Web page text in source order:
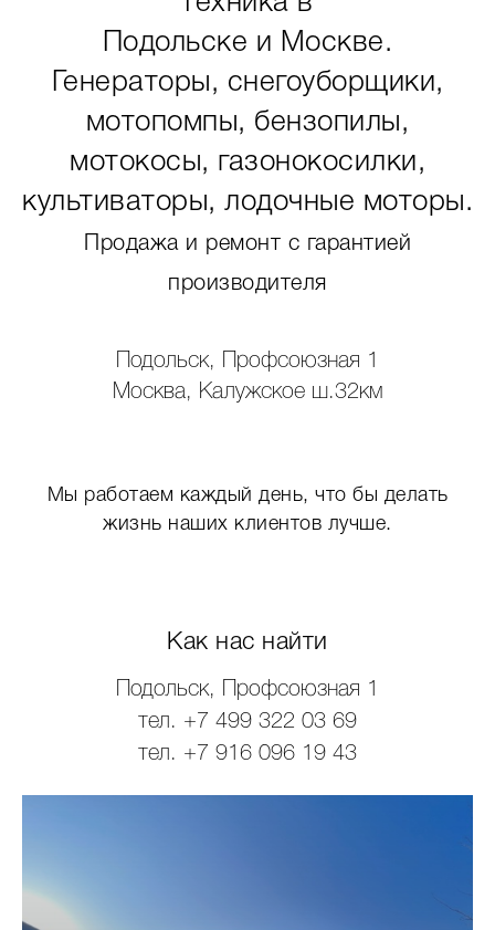
Подольске и Москве.
Генераторы, снегоуборщики,
мотопомпы, бензопилы,
мотокосы, газонокосилки,
культиваторы, лодочные моторы.
Продажа и ремонт с гарантией
производителя
Подольск, Профсоюзная 1
Москва, Калужское ш.32км
Мы работаем каждый день, что бы делать
жизнь наших клиентов лучше.
Как нас найти
Подольск, Профсоюзная 1
тел. +7 499 322 03 69
тел. +7 916 096 19 43